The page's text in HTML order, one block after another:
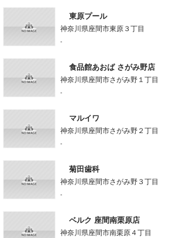
東原プール
神奈川県座間市東原３丁目
-
食品館あおば さがみ野店
神奈川県座間市さがみ野１丁目
-
マルイワ
神奈川県座間市さがみ野２丁目
-
菊田歯科
神奈川県座間市さがみ野３丁目
-
ベルク 座間南栗原店
神奈川県座間市南栗原４丁目